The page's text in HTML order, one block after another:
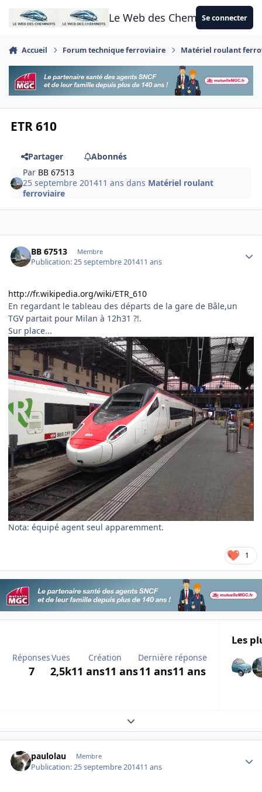
Aller au contenu
Le Web des CheminotsSe connecter
Accueil Forum technique ferroviaire Matériel roulant
ETR 610
Partager
Abonnés
Par BB 67513
25 septembre 201411 ans dans Matériel roulant
ferroviaire
BB 67513 Membre
Publication:25 septembre 201411 ans
http://fr.wikipedia.org/wiki/ETR_610
En regardant le tableau des départs de la gare de Bâle,un
TGV partait pour Milan à 12h31 ?!.
Sur place...
Nota: équipé agent seul apparemment.
1
Réponses
7
Vues
2,5k
Création
11 ans11 ans
Dernière réponse
11 ans11 ans
Les
Expand topic overview
paulolau Membre
Publication:25 septembre 201411 ans